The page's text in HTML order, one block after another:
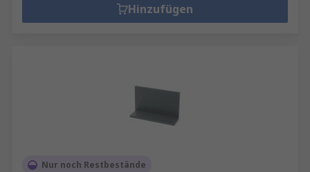
Hinzufügen
Nur noch Restbestände